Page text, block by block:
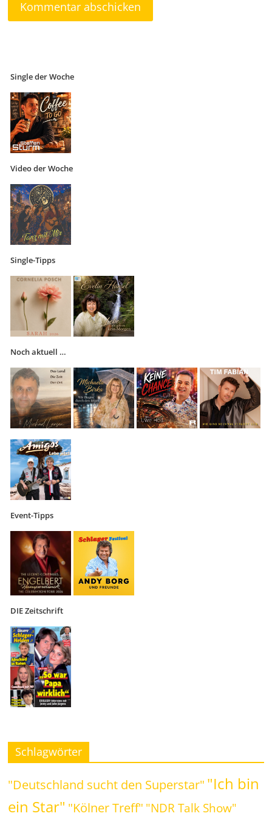
Single der Woche
Video der Woche
Single-Tipps
Noch aktuell …
Event-Tipps
DIE Zeitschrift
Schlagwörter
"Deutschland sucht den Superstar" "Ich bin
ein Star" "Kölner Treff" "NDR Talk Show"